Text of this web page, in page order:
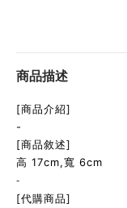
商品描述
[商品介紹]
-
[商品敘述]
高 17cm,寬 6cm
-
[代購商品]